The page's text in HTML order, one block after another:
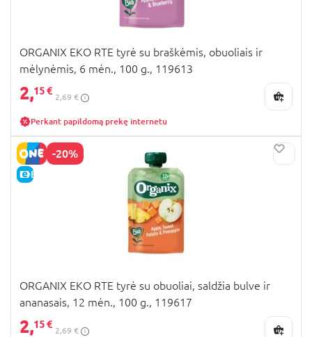
ORGANIX EKO RTE tyrė su braškėmis, obuoliais ir
mėlynėmis, 6 mėn., 100 g., 119613
2,15 €
2,69 €
Perkant papildomą prekę internetu
-20%
E-KAINA
ORGANIX EKO RTE tyrė su obuoliai, saldžia bulve ir
ananasais, 12 mėn., 100 g., 119617
2,15 €
2,69 €